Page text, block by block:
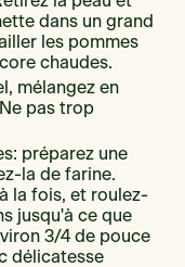
dans un grand
les pommes
chaudes.
mélangez en
pas trop
préparez une
la de farine.
la fois, et roulez-
jusqu'à ce que
3/4 de pouce
délicatesse